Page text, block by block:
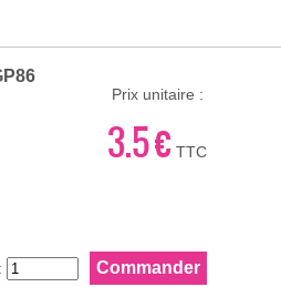
Prix unitaire :
3.5 € TTC